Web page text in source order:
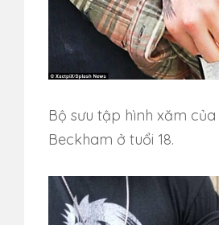
Bộ sưu tập hình xăm
Beckham ở tuổi 18.